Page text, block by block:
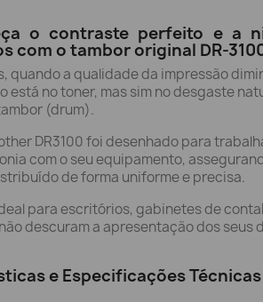
o contraste perfeito e a
com o tambor original DR-
quando a qualidade da impressão
está no toner, mas sim no desgaste
(drum).
DR3100 foi desenhado para
com o seu equipamento,
de forma uniforme e precisa.
para escritórios, gabinetes de
descuram a apresentação dos seus
e Especificações